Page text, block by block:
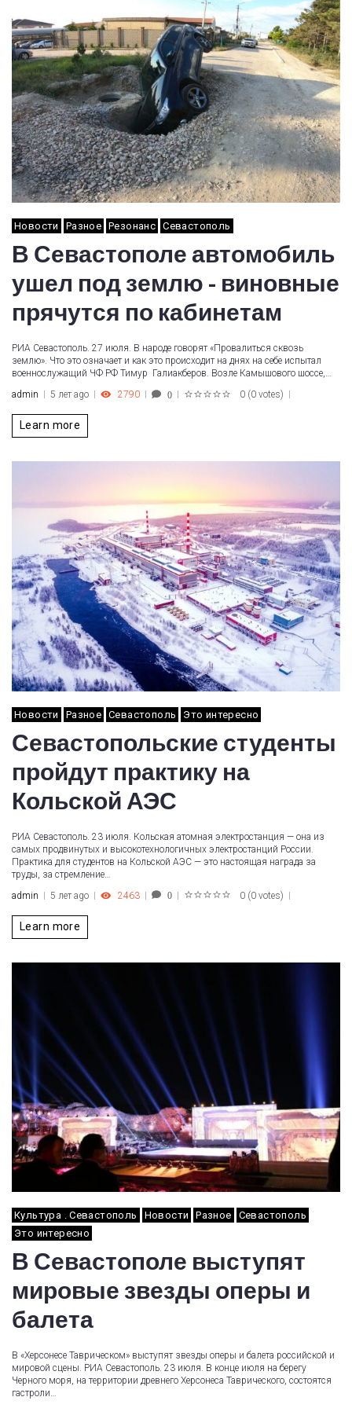
Новости Разное Резонанс Севастополь
В Севастополе автомобиль
ушел под землю - виновные
прячутся по кабинетам
РИА Севастополь. 27 июля. В народе говорят «Провалиться сквозь
землю». Что это означает и как это происходит на днях на себе испытал
военнослужащий ЧФ РФ Тимур Галиакберов. Возле Камышового шоссе,…
admin
5 лет ago 2790 0 0 (0 votes)
Learn more
Новости Разное Севастополь Это интересно
Севастопольские студенты
пройдут практику на
Кольской АЭС
РИА Севастополь. 23 июля. Кольская атомная электростанция — она из
самых продвинутых и высокотехнологичных электростанций России.
Практика для студентов на Кольской АЭС — это настоящая награда за
труды, за стремление…
admin
5 лет ago 2463 0 0 (0 votes)
Learn more
Культура . Севастополь Новости Разное
Севастополь
Это интересно
В Севастополе выступят
мировые звезды оперы и
балета
В «Херсонесе Таврическом» выступят звезды оперы и балета российской и
мировой сцены. РИА Севастополь. 23 июля. В конце июля на берегу
Черного моря, на территории древнего Херсонеса Таврического, состоятся
гастроли…